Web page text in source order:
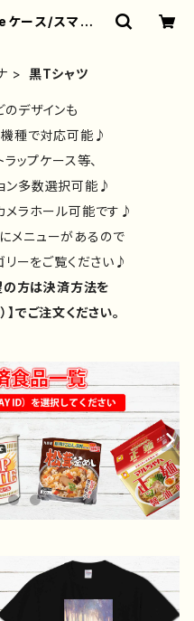
ース/スマホケ
さ
黒Tシャツ
デザインも
種で対応可能♪
ップケース等、
ン多数選択可能♪
ラホール可能です♪
メニューがあるので
リーをご覧ください♪
の方は決済方法を
でご注文ください。